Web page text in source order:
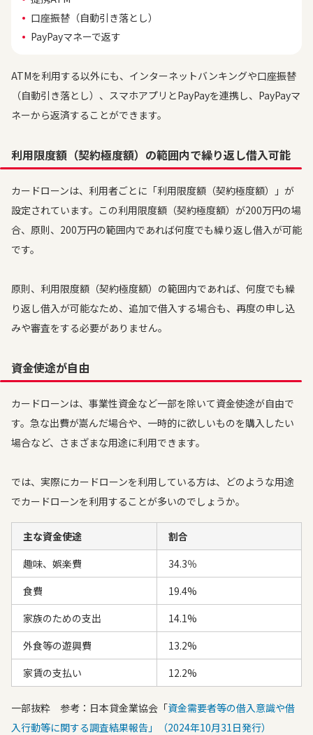
口座振替（自動引き落とし）
PayPayマネーで返す
ATMを利用する以外にも、インターネットバンキングや口座振替
（自動引き落とし）、スマホアプリとPayPayを連携し、PayPayマ
ネーから返済することができます。
利用限度額（契約極度額）の範囲内で繰り返し借入可能
カードローンは、利用者ごとに「利用限度額（契約極度額）」が
設定されています。この利用限度額（契約極度額）が200万円の場
合、原則、200万円の範囲内であれば何度でも繰り返し借入が可能
です。
原則、利用限度額（契約極度額）の範囲内であれば、何度でも繰
り返し借入が可能なため、追加で借入する場合も、再度の申し込
みや審査をする必要がありません。
資金使途が自由
カードローンは、事業性資金など一部を除いて資金使途が自由で
す。急な出費が嵩んだ場合や、一時的に欲しいものを購入したい
場合など、さまざまな用途に利用できます。
では、実際にカードローンを利用している方は、どのような用途
でカードローンを利用することが多いのでしょうか。
主な資金使途
割合
趣味、娯楽費
34.3％
食費
19.4%
家族のための支出
14.1%
外食等の遊興費
13.2%
家賃の支払い
12.2%
一部抜粋 参考：日本貸金業協会「資金需要者等の借入意識や借
入行動等に関する調査結果報告」（2024年10月31日発行）